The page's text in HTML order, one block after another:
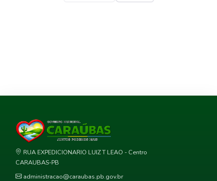
RUA EXPEDICIONARIO LUIZ T LEAO - Centro
CARAUBAS-PB
administracao@caraubas.pb.gov.br